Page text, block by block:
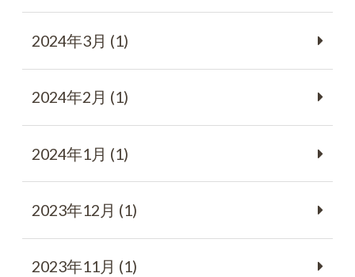
2024年3月 (1)
2024年2月 (1)
2024年1月 (1)
2023年12月 (1)
2023年11月 (1)